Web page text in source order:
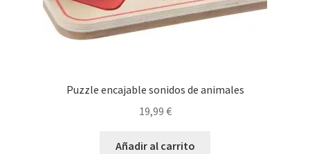
Puzzle encajable sonidos de animales
19,99 €
Añadir al carrito